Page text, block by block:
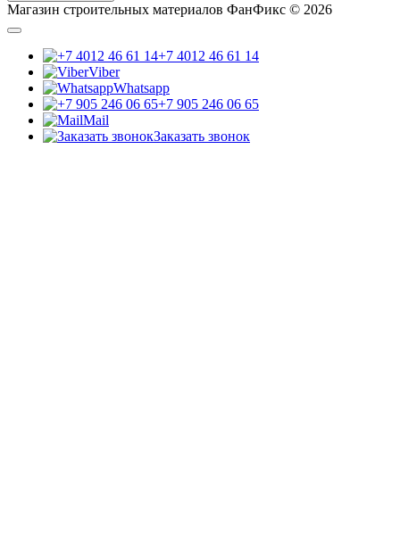
Магазин строительных материалов ФанФикс © 2026
+7 4012 46 61 14
Viber
Whatsapp
+7 905 246 06 65
Mail
Заказать звонок